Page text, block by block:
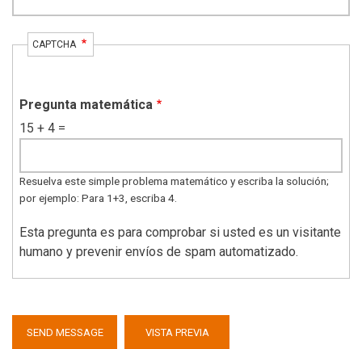
CAPTCHA
Pregunta matemática
15 + 4 =
Resuelva este simple problema matemático y escriba la solución;
por ejemplo: Para 1+3, escriba 4.
Esta pregunta es para comprobar si usted es un visitante
humano y prevenir envíos de spam automatizado.